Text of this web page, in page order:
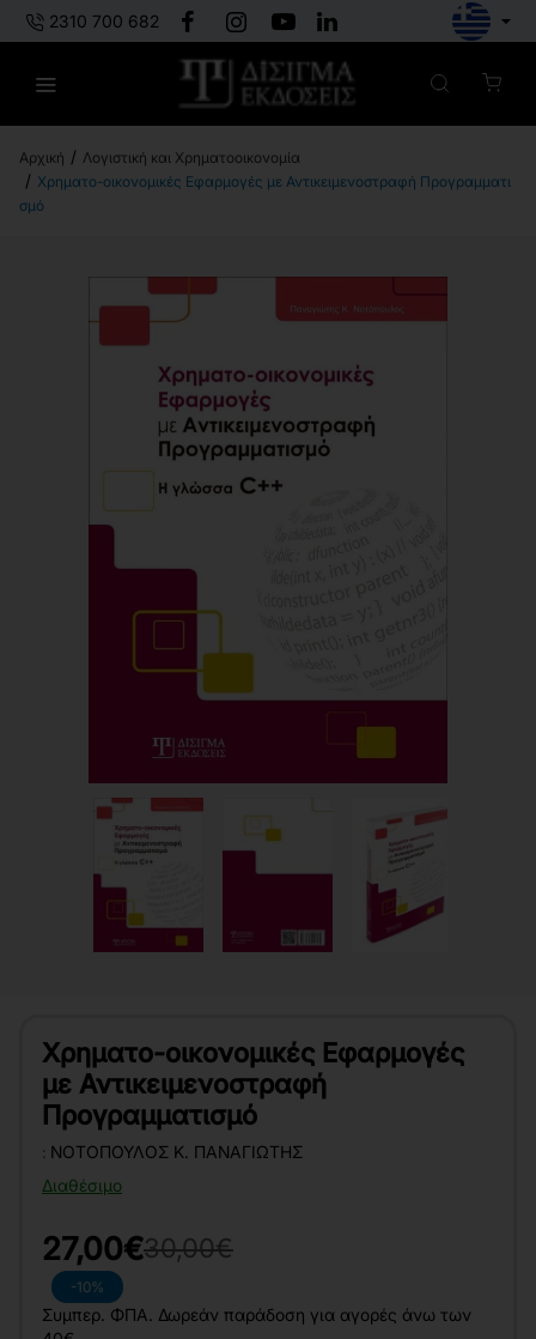
2310 700 682
m
Λογιστική και Χρηματοοικονομία
Χρηματο-οικονομικές Εφαρμογές με Αντικειμενοστραφή Προγραμματι
σμό
Χρηματο-οικονομικές Εφαρμογές
με Αντικειμενοστραφή
Προγραμματισμό
Διαθέσιμο
: ΝΟΤΌΠΟΥΛΟΣ Κ. ΠΑΝΑΓΙΏΤΗΣ
-10%
27,00€30,00€
Συμπερ. ΦΠΑ. Δωρεάν παράδοση για αγορές άνω των